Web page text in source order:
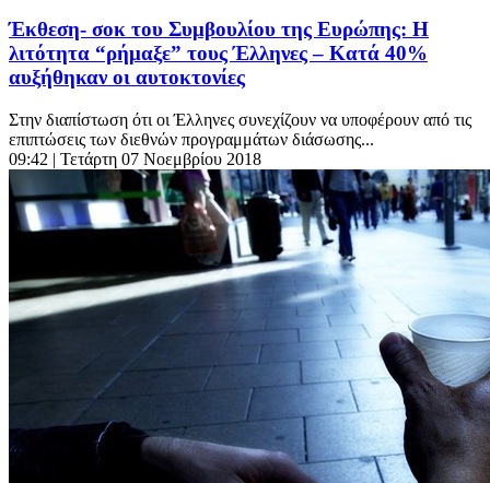
Έκθεση- σοκ του Συμβουλίου της Ευρώπης: Η
λιτότητα “ρήμαξε” τους Έλληνες – Κατά 40%
αυξήθηκαν οι αυτοκτονίες
Στην διαπίστωση ότι οι Έλληνες συνεχίζουν να υποφέρουν από τις
επιπτώσεις των διεθνών προγραμμάτων διάσωσης...
09:42 | Τετάρτη 07 Νοεμβρίου 2018